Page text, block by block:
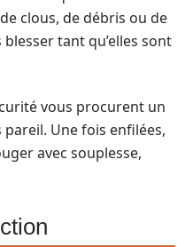
clous, de débris ou de
tant qu’elles sont
vous procurent un
Une fois enfilées,
avec souplesse,